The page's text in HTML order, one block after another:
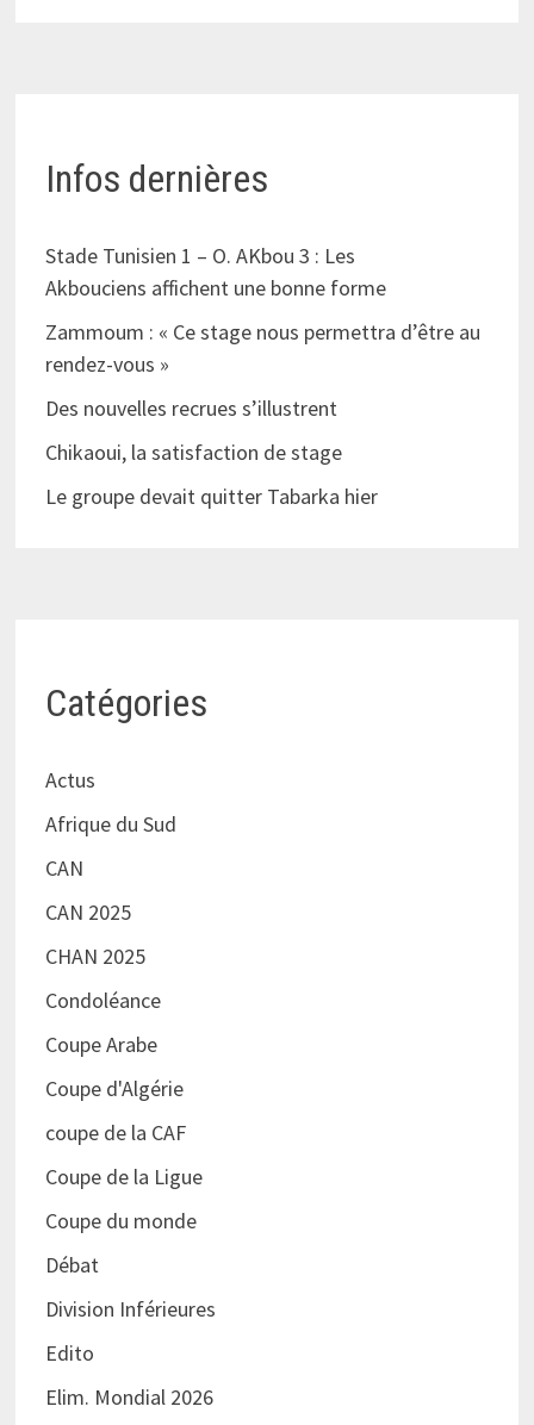
Infos dernières
Stade Tunisien 1 – O. AKbou 3 : Les
Akbouciens affichent une bonne forme
Zammoum : « Ce stage nous permettra d’être au
rendez-vous »
Des nouvelles recrues s’illustrent
Chikaoui, la satisfaction de stage
Le groupe devait quitter Tabarka hier
Catégories
Actus
Afrique du Sud
CAN
CAN 2025
CHAN 2025
Condoléance
Coupe Arabe
Coupe d'Algérie
coupe de la CAF
Coupe de la Ligue
Coupe du monde
Débat
Division Inférieures
Edito
Elim. Mondial 2026